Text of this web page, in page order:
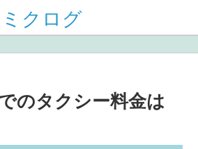
ミクログ
のタクシー料金は